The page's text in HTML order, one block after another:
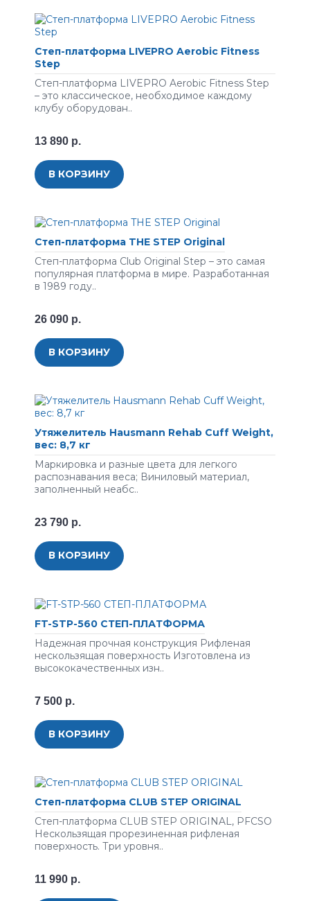
Степ-платформа LIVEPRO Aerobic Fitness
Step
Степ-платформа LIVEPRO Aerobic Fitness Step
– это классическое, необходимое каждому
клубу оборудован..
13 890 р.
В КОРЗИНУ
Степ-платформа THE STEP Original
Степ-платформа Club Original Step – это самая
популярная платформа в мире. Разработанная
в 1989 году..
26 090 р.
В КОРЗИНУ
Утяжелитель Hausmann Rehab Cuff Weight,
вес: 8,7 кг
Маркировка и разные цвета для легкого
распознавания веса; Виниловый материал,
заполненный неабс..
23 790 р.
В КОРЗИНУ
FT-STP-560 СТЕП-ПЛАТФОРМА
Надежная прочная конструкция Рифленая
нескользящая поверхность Изготовлена из
высококачественных изн..
7 500 р.
В КОРЗИНУ
Степ-платформа CLUB STEP ORIGINAL
Степ-платформа CLUB STEP ORIGINAL, PFCSO
Нескользящая прорезиненная рифленая
поверхность. Три уровня..
11 990 р.